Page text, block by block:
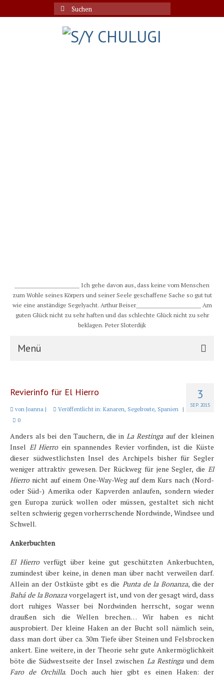
Suche
nach:
__________________________ Ich gehe davon aus, dass keine vom Menschen
zum Wohle seines Körpers und seiner Seele geschaffene Sache so gut tut
wie eine anständige Segelyacht. Arthur Beiser__________________________ Am
guten Glück nicht zu sehr haften und das schlechte Glück nicht zu sehr
beklagen. Peter Sloterdijk
Menü
Schiff
Karte und Wind
Länder und Inseln
Mittelmeer 2010-2013
Bordbibliothek
Yachtüberführung weltweit
INSELN Roman
3
SEP. 2015
Revierinfo für El Hierro
von Joanna | Veröffentlicht in: Kanaren, Segelroute, Spanien
|
0
Anders als bei den Tauchern, die inLa Restingaauf der kleinen
Insel El Hierroein spannendes Revier vorfinden, ist die Küste
dieser südwestlichsten Insel des Archipels bisher für Segler
weniger attraktiv gewesen. Der Rückweg für jene Segler, die El
Hierronicht auf einem One-Way-Weg auf dem Kurs nach (Nord-
oder Süd-) Amerika oder Kapverden anlaufen, sondern wieder
gen Europa zurück wollen oder müssen, gestaltet sich nicht
selten schwierig gegen vorherrschende Nordwinde, Windsee und
Schwell.
Ankerbuchten
El Hierroverfügt über keine gut geschützten Ankerbuchten,
zumindest über keine, in denen man über nacht verweilen darf.
Allein an der Ostküste gibt es die Punta de la Bonanza, die der
Bahá de la Bonazavorgelagert ist, und von der gesagt wird, dass
dort ruhiges Wasser bei Nordwinden herrscht, sogar wenn
draußen sich die Wellen brechen… Wir haben es nicht
ausprobiert. Der kleine Haken an der Bucht soll nämlich sein,
dass man dort über ca. 30m Tiefe über Steinen und Felsbrocken
ankert. Eine weitere, in der Theorie sehr gute Ankermöglichkeit
böte die Südwestseite der Insel zwischen La Restingaund dem
Faro de Orchilla. Doch auch hier gibt es einen Haken: der